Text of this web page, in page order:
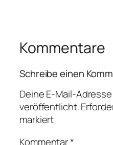
Kommentare
Schreibe einen
Deine E-Mail-
veröffentlicht.
markiert
Kommentar*